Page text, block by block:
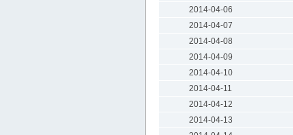
2014-04-06
2014-04-07
2014-04-08
2014-04-09
2014-04-10
2014-04-11
2014-04-12
2014-04-13